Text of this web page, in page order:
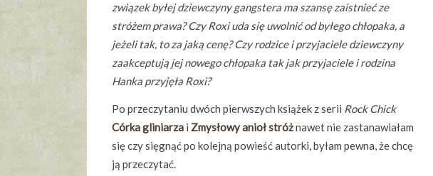
związek byłej dziewczyny gangstera ma szansę zaistnieć ze
stróżem prawa? Czy Roxi uda się uwolnić od byłego chłopaka, a
jeżeli tak, to za jaką cenę? Czy rodzice i przyjaciele dziewczyny
zaakceptują jej nowego chłopaka tak jak przyjaciele i rodzina
Hanka przyjęła Roxi?
Po przeczytaniu dwóch pierwszych książek z serii Rock Chick
Córka gliniarza i Zmysłowy anioł stróżnawet nie zastanawiałam
się czy sięgnąć po kolejną powieść autorki, byłam pewna, że chcę
ją przeczytać.